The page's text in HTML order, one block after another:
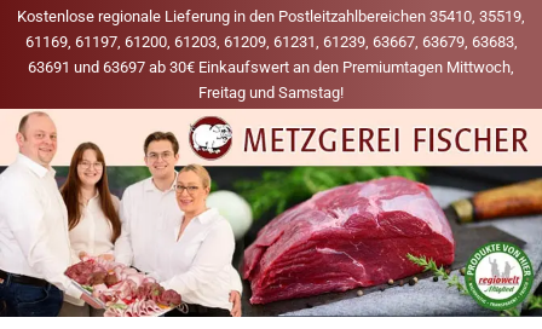
Kostenlose regionale Lieferung in den Postleitzahlbereichen 35410, 35519,
61169, 61197, 61200, 61203, 61209, 61231, 61239, 63667, 63679, 63683,
63691 und 63697 ab 30€ Einkaufswert an den Premiumtagen Mittwoch,
Freitag und Samstag!